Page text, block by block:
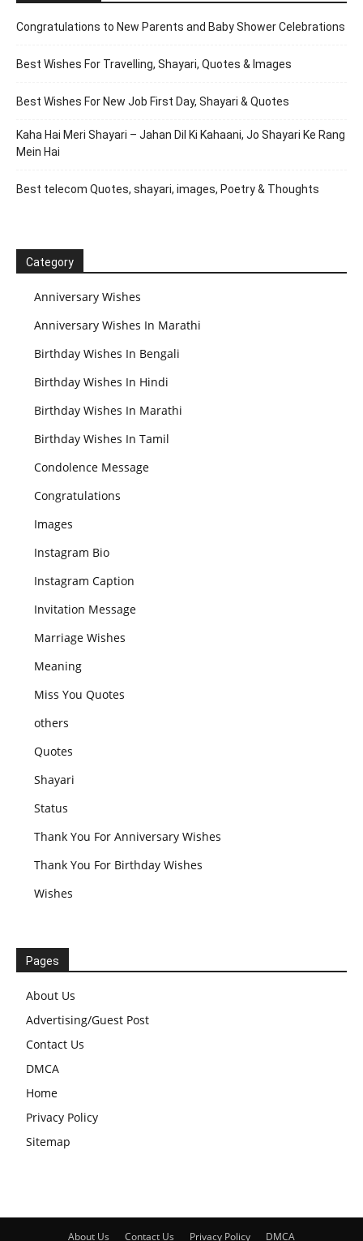
Congratulations to New Parents and Baby Shower Celebrations
Best Wishes For Travelling, Shayari, Quotes & Images
Best Wishes For New Job First Day, Shayari & Quotes
Kaha Hai Meri Shayari – Jahan Dil Ki Kahaani, Jo Shayari Ke Rang
Mein Hai
Best telecom Quotes, shayari, images, Poetry & Thoughts
Category
Anniversary Wishes
Anniversary Wishes In Marathi
Birthday Wishes In Bengali
Birthday Wishes In Hindi
Birthday Wishes In Marathi
Birthday Wishes In Tamil
Condolence Message
Congratulations
Images
Instagram Bio
Instagram Caption
Invitation Message
Marriage Wishes
Meaning
Miss You Quotes
others
Quotes
Shayari
Status
Thank You For Anniversary Wishes
Thank You For Birthday Wishes
Wishes
Pages
About Us
Advertising/Guest Post
Contact Us
DMCA
Home
Privacy Policy
Sitemap
About Us Contact Us Privacy Policy DMCA